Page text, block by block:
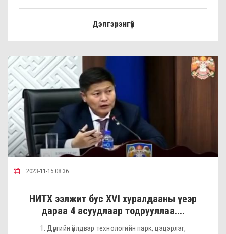
Дэлгэрэнгүй
2023-11-15 08:36
НИТХ ээлжит бус XVI хуралдааны үеэр
дараа 4 асуудлаар тодрууллаа....
1. Дүүргийн үйлдвэр технологийн парк, цэцэрлэг,